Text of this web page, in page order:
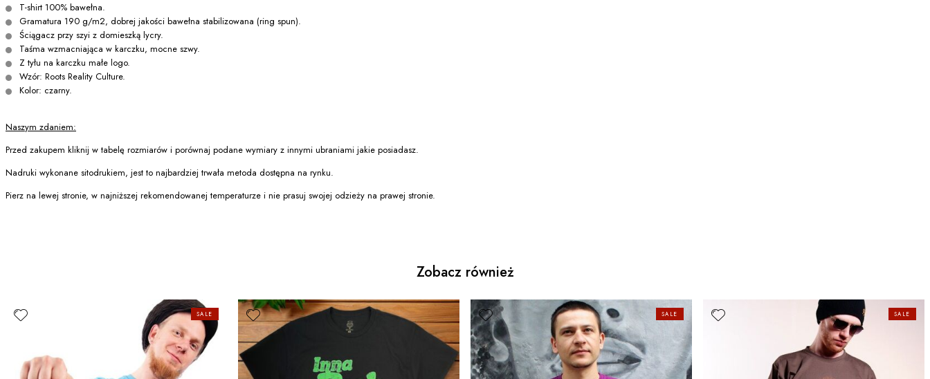
T-shirt 100% bawełna.
Gramatura 190 g/m2, dobrej jakości bawełna stabilizowana (ring spun).
Ściągacz przy szyi z domieszką lycry.
Taśma wzmacniająca w karczku, mocne szwy.
Z tyłu na karczku małe logo.
Wzór: Roots Reality Culture.
Kolor: czarny.
Naszym zdaniem:
Przed zakupem kliknij w tabelę rozmiarów i porównaj podane wymiary z innymi ubraniami jakie posiadasz.
Nadruki wykonane sitodrukiem, jest to najbardziej trwała metoda dostępna na rynku.
Pierz na lewej stronie, w najniższej rekomendowanej temperaturze i nie prasuj swojej odzieży na prawej stronie.
Zobacz również
SALE SALE SALE